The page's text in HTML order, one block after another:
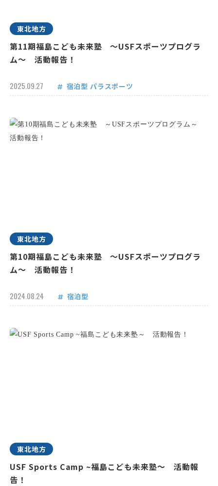
東北地方
第11期福島こども未来塾 ～USFスポーツプログラ
ム～ 活動報告！
2025.09.27 宿泊型 パラスポーツ
東北地方
第10期福島こども未来塾 ～USFスポーツプログラ
ム～ 活動報告！
2024.08.24 宿泊型
東北地方
USF Sports Camp ~福島こども未来塾～ 活動報
告！